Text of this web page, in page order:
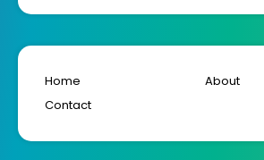
Home
About
Contact